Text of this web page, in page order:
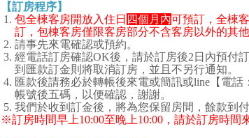
【訂房程序】
包全棟客房開放入住日 四個月內可預訂，全棟
訂，包棟客房僅限客房部分不含客房以外的其他
請事先來電確認或預約。
經電話訂房確認OK後，請於訂房後2日內預付
到匯款訂金則將取消訂房，並且不另行通知。
匯款後請務必於轉帳後來電或簡訊或line【電話
帳號後五碼，以便確認，謝謝。
我們於收到訂金後，將為您保留房間，餘款到付
※訂房時間早上10:00至晚上10:00，請於訂房時間